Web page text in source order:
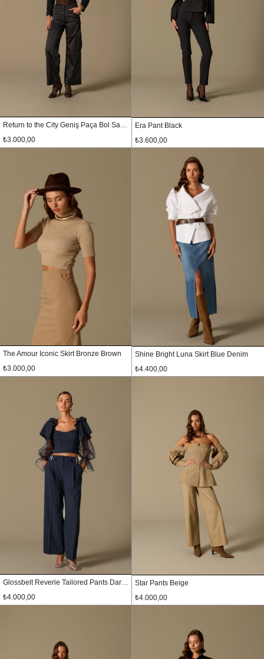
₺3.000,00
Era Pant Black
₺3.600,00
The Amour Iconic Skirt Bronze Brown
₺3.000,00
Shine Bright Luna Skirt Blue Denim
₺4.400,00
₺4.000,00
Star Pants Beige
₺4.000,00